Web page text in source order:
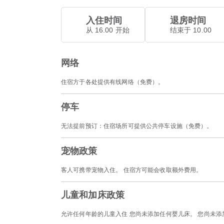
入住时间
从 16.00 开始
退房时间
结束于 10.00
网络
住宿方于各处提供有线网络（免费）。
停车
无法提前预订：住宿场所可提供公共停车设施（免费）。
宠物政策
客人可携带宠物入住。 住宿方可能会收取额外费用。
儿童和加床政策
允许任何年龄的儿童入住 您尚未添加任何婴儿床。 您尚未添